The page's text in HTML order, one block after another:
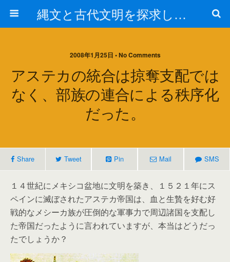
縄文と古代文明を探求しよう！
2008年1月25日 • No Comments
アステカの統合は掠奪支配では
なく、部族の連合による秩序化
だった。
Share Tweet Pin Mail SMS
１４世紀にメキシコ盆地に文明を築き、１５２１年にス
ペインに滅ぼされたアステカ帝国は、血と生贄を好む好
戦的なメシーカ族が圧倒的な軍事力で周辺諸国を支配し
た帝国だったように言われていますが、本当はどうだっ
たでしょうか？